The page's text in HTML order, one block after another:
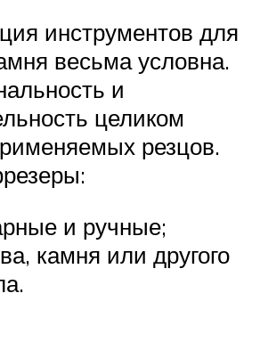
инструментов для
весьма условна.
и
целиком
резцов.
и ручные;
камня или другого